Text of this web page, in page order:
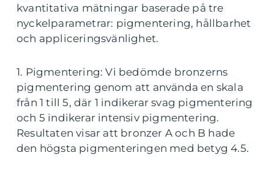
kvantitativa mätningar baserade på tre
nyckelparametrar: pigmentering, hållbarhet
och appliceringsvänlighet.
1. Pigmentering: Vi bedömde bronzerns
pigmentering genom att använda en skala
från 1 till 5, där 1 indikerar svag pigmentering
och 5 indikerar intensiv pigmentering.
Resultaten visar att bronzer A och B hade
den högsta pigmenteringen med betyg 4.5.